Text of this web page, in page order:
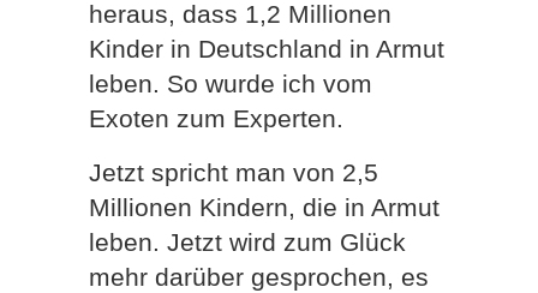
heraus, dass 1,2 Millionen
Kinder in Deutschland in Armut
leben. So wurde ich vom
Exoten zum Experten.
Jetzt spricht man von 2,5
Millionen Kindern, die in Armut
leben. Jetzt wird zum Glück
mehr darüber gesprochen, es